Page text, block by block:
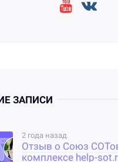
ЗАПИСИ
2 года назад
Отзыв о Союз
комплексе help-